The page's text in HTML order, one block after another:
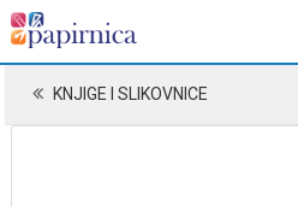
KNJIGE I SLIKOVNICE